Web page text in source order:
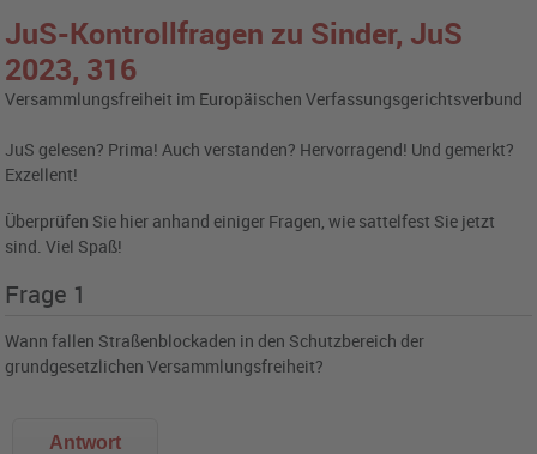
JuS-Kontrollfragen zu Sinder, JuS
2023, 316
Versammlungsfreiheit im Europäischen Verfassungsgerichtsverbund
JuS gelesen? Prima! Auch verstanden? Hervorragend! Und gemerkt?
Exzellent!
Überprüfen Sie hier anhand einiger Fragen, wie sattelfest Sie jetzt
sind. Viel Spaß!
Frage 1
Wann fallen Straßenblockaden in den Schutzbereich der
grundgesetzlichen Versammlungsfreiheit?
Antwort